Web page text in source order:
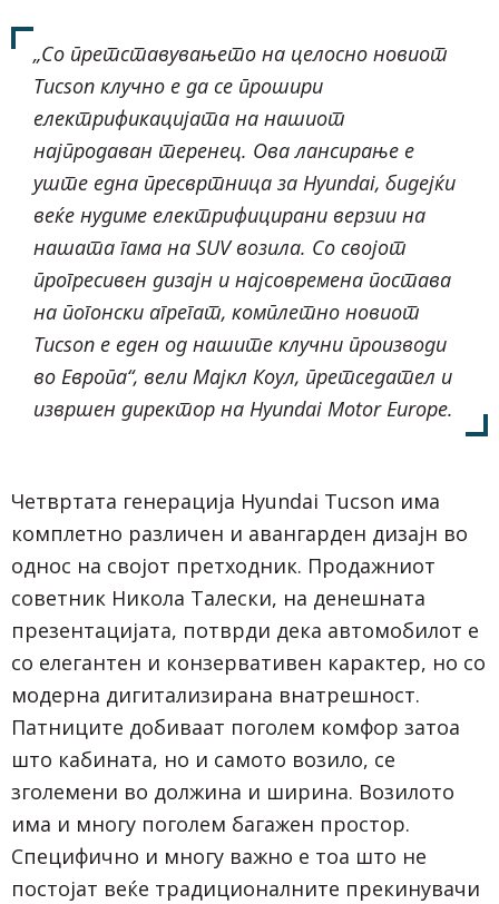
„Со претставувањето на целосно новиот
Tucson клучно е да се прошири
електрификацијата на нашиот
најпродаван теренец. Ова лансирање е
уште една пресвртница за Hyundai, бидејќи
веќе нудиме електрифицирани верзии на
нашата гама на SUV возила. Со својот
прогресивен дизајн и најсовремена постава
на погонски агрегат, комплетно новиот
Tucson е еден од нашите клучни производи
во Европа“, вели Мајкл Коул, претседател и
извршен директор на Hyundai Motor Europe.
Четвртата генерација Hyundai Tucson има
комплетно различен и авангарден дизајн во
однос на својот претходник. Продажниот
советник Никола Талески, на денешната
презентацијата, потврди дека автомобилот е
со елегантен и конзервативен карактер, но со
модерна дигитализирана внатрешност.
Патниците добиваат поголем комфор затоа
што кабината, но и самото возило, се
зголемени во должина и ширина. Возилото
има и многу поголем багажен простор.
Специфично и многу важно е тоа што не
постојат веќе традиционалните прекинувачи